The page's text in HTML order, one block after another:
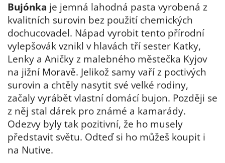
Bujónka je jemná lahodná pasta vyrobená z
kvalitních surovin bez použití chemických
dochucovadel. Nápad vyrobit tento přírodní
vylepšovák vznikl v hlavách tří sester Katky,
Lenky a Aničky z malebného městečka Kyjov
na jižní Moravě. Jelikož samy vaří z poctivých
surovin a chtěly nasytit své velké rodiny,
začaly vyrábět vlastní domácí bujon. Později se
z něj stal dárek pro známé a kamarády.
Odezvy byly tak pozitivní, že ho musely
představit světu. Odteď si ho můžeš koupit i
na Nutive.